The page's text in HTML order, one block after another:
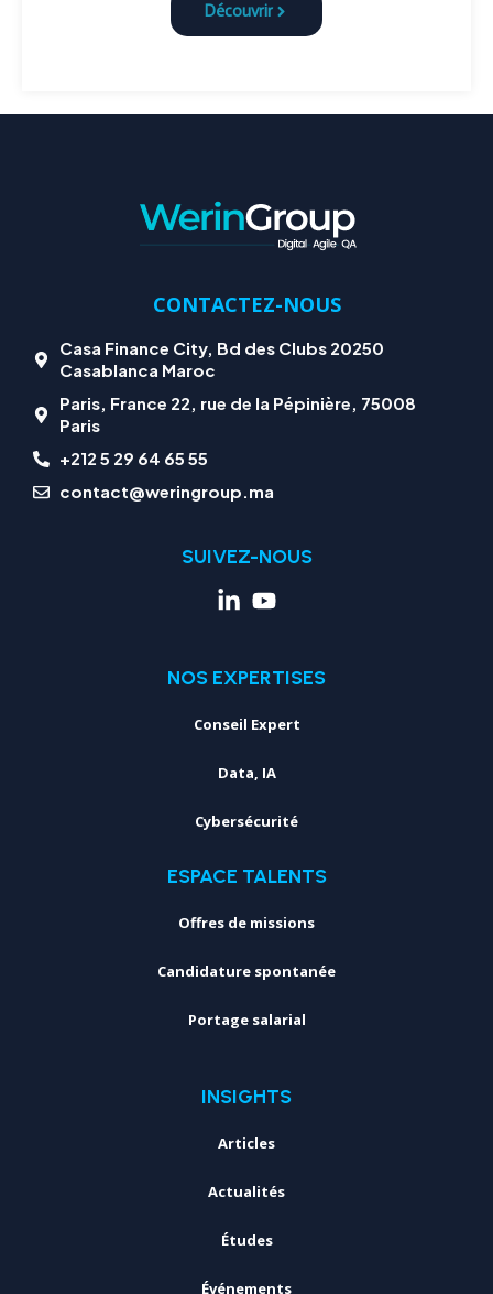
Découvrir
CONTACTEZ-NOUS
Casa Finance City, Bd des Clubs 20250
Casablanca Maroc
Paris, France 22, rue de la Pépinière, 75008
Paris
+212 5 29 64 65 55
contact@weringroup.ma
SUIVEZ-NOUS
NOS EXPERTISES
Conseil Expert
Data, IA
Cybersécurité
ESPACE TALENTS
Offres de missions
Candidature spontanée
Portage salarial
INSIGHTS
Articles
Actualités
Études
Événements